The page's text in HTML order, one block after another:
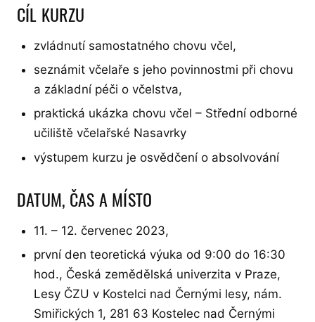
CÍL KURZU
zvládnutí samostatného chovu včel,
seznámit včelaře s jeho povinnostmi při chovu
a základní péči o včelstva,
praktická ukázka chovu včel – Střední odborné
učiliště včelařské Nasavrky
výstupem kurzu je osvědčení o absolvování
DATUM, ČAS A MÍSTO
11. – 12. červenec 2023,
první den teoretická výuka od 9:00 do 16:30
hod., Česká zemědělská univerzita v Praze,
Lesy ČZU v Kostelci nad Černými lesy, nám.
Smiřických 1, 281 63 Kostelec nad Černými